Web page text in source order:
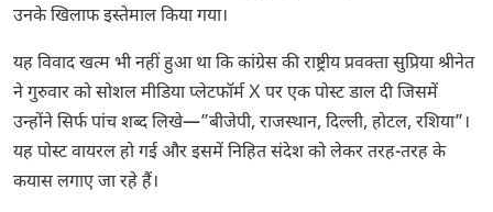
उनके खिलाफ इस्तेमाल किया गया।
यह विवाद खत्म भी नहीं हुआ था कि कांग्रेस की राष्ट्रीय प्रवक्ता सुप्रिया श्रीनेत
ने गुरुवार को सोशल मीडिया प्लेटफॉर्म X पर एक पोस्ट डाल दी जिसमें
उन्होंने सिर्फ पांच शब्द लिखे—”बीजेपी, राजस्थान, दिल्ली, होटल, रशिया”।
यह पोस्ट वायरल हो गई और इसमें निहित संदेश को लेकर तरह-तरह के
कयास लगाए जा रहे हैं।